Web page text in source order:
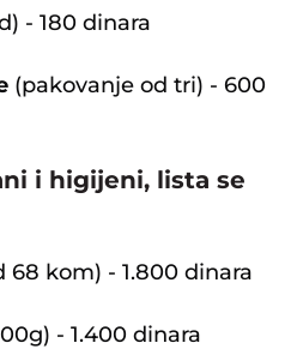
- 180 dinara
(pakovanje od tri) - 600
i higijeni, lista se
68 kom) - 1.800 dinara
- 1.400 dinara